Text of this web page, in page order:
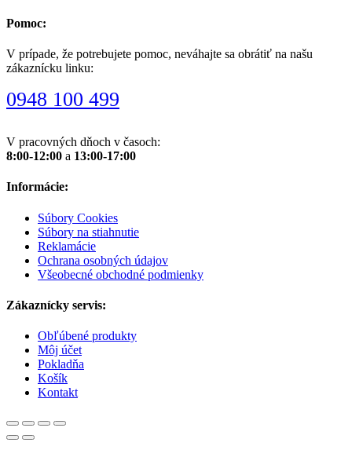
Pomoc:
V prípade, že potrebujete pomoc, neváhajte sa obrátiť na našu
zákaznícku linku:
0948 100 499
V pracovných dňoch v časoch:
8:00-12:00 a 13:00-17:00
Informácie:
Súbory Cookies
Súbory na stiahnutie
Reklamácie
Ochrana osobných údajov
Všeobecné obchodné podmienky
Zákaznícky servis:
Obľúbené produkty
Môj účet
Pokladňa
Košík
Kontakt